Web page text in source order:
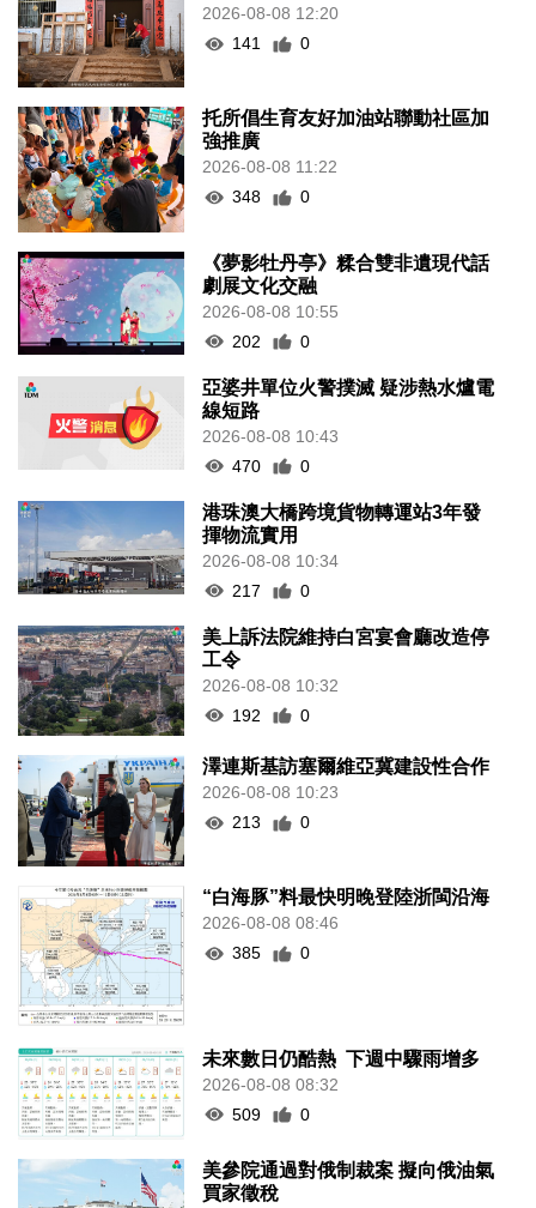
2026-08-08 12:20
141
0
托所倡生育友好加油站聯動社區加
強推廣
2026-08-08 11:22
348
0
《夢影牡丹亭》糅合雙非遺現代話
劇展文化交融
2026-08-08 10:55
202
0
亞婆井單位火警撲滅 疑涉熱水爐電
線短路
2026-08-08 10:43
470
0
港珠澳大橋跨境貨物轉運站3年發
揮物流實用
2026-08-08 10:34
217
0
美上訴法院維持白宮宴會廳改造停
工令
2026-08-08 10:32
192
0
澤連斯基訪塞爾維亞冀建設性合作
2026-08-08 10:23
213
0
“白海豚”料最快明晚登陸浙閩沿海
2026-08-08 08:46
385
0
未來數日仍酷熱 下週中驟雨增多
2026-08-08 08:32
509
0
美參院通過對俄制裁案 擬向俄油氣
買家徵稅